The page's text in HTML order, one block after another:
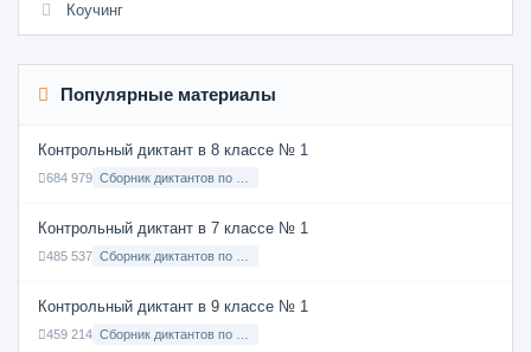
Коучинг
Популярные материалы
Контрольный диктант в 8 классе № 1
684 979
Контрольный диктант в 7 классе № 1
485 537
Контрольный диктант в 9 классе № 1
459 214